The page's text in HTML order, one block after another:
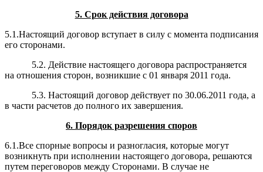
5. Срок действия договора
5.1.Настоящий договор вступает в силу с момента подписания
его сторонами.
5.2. Действие настоящего договора распространяется
на отношения сторон, возникшие с 01 января 2011 года.
5.3. Настоящий договор действует по 30.06.2011 года,а
в части расчетов до полного их завершения.
6. Порядок разрешения споров
6.1.Все спорные вопросы и разногласия, которые могут
возникнуть при исполнении настоящего договора, решаются
путем переговоров между Сторонами. В случае не